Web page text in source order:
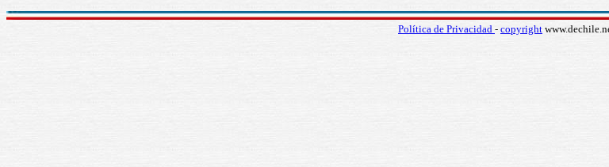
Política de Privacidad - copyright